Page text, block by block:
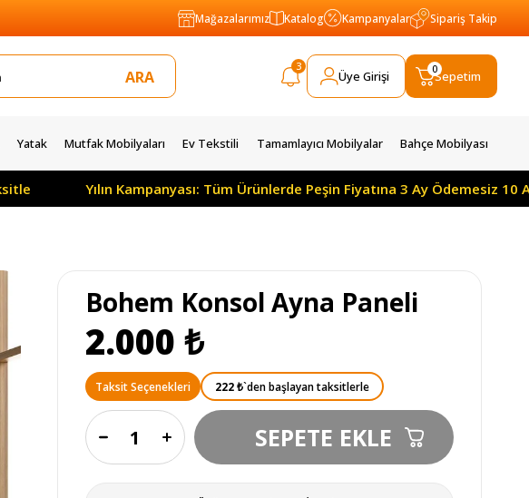
Mağazalarımız Katalog Kampanyalar Sipariş Takip
3
Üye Girişi Sepetim
0
Yatak Mutfak Mobilyaları Ev Tekstili Tamamlayıcı Mobilyalar Bahçe Mobilyası
Yılın Kampanyası: Tüm Ürünlerde Peşin Fiyatına 3 Ay Ödemesiz 10 Ay
Bohem Konsol Ayna Paneli
2.000 ₺
Taksit Seçenekleri 222 ₺`den başlayan taksitlerle